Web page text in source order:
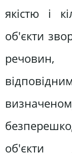
якістю і
об'єкти
об'єкти